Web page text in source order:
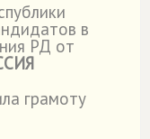
в
РД от
грамоту